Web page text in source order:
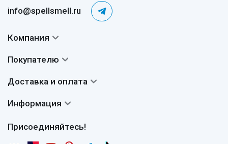
info@spellsmell.ru
Присоединяйтесь!
Компания
Авторы
Сертификаты
Покупателю
Вопросы и ответы
Отзывы
Доставка и оплата
Доставка
Возврат
Информация